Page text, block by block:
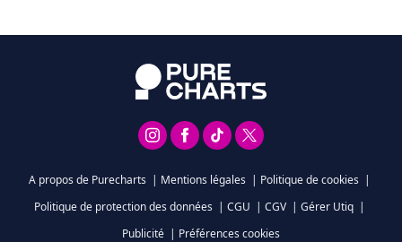
A propos de Purecharts | Mentions légales | Politique de cookies |
Politique de protection des données | CGU | CGV | Gérer Utiq |
Publicité | Préférences cookies